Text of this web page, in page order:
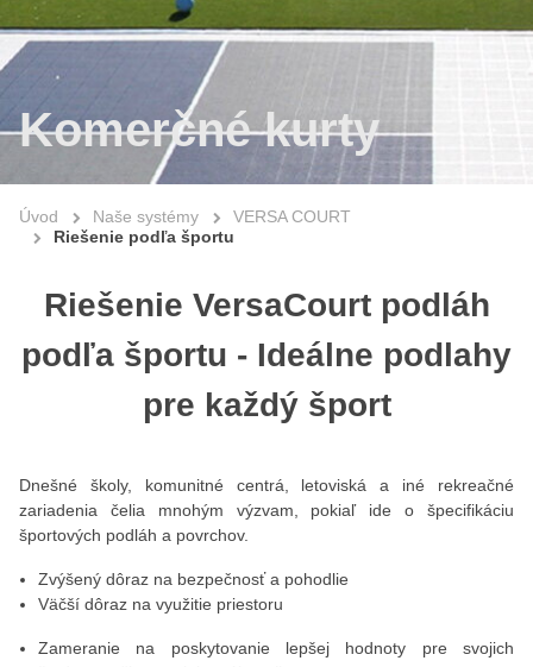
Komerčné kurty
Úvod Naše systémy
VERSA COURT
Riešenie podľa športu
Riešenie VersaCourt podláh
podľa športu - Ideálne podlahy
pre každý šport
Dnešné školy, komunitné centrá, letoviská a iné rekreačné
zariadenia čelia mnohým výzvam, pokiaľ ide o špecifikáciu
športových podláh a povrchov.
Zvýšený dôraz na bezpečnosť a pohodlie
Väčší dôraz na využitie priestoru
Zameranie na poskytovanie lepšej hodnoty pre svojich